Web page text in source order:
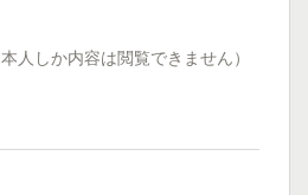
人しか内容は閲覧できません）